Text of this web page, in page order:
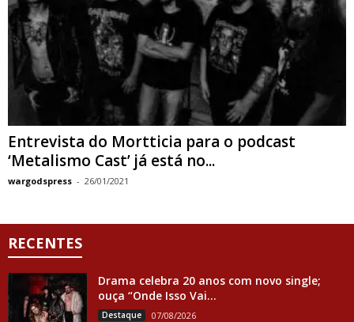
Entrevista do Mortticia para o podcast
‘Metalismo Cast’ já está no...
wargodspress - 26/01/2021
RECENTES
Drama celebra 20 anos com novo single;
ouça “Onde Isso Vai...
Destaque 07/08/2026